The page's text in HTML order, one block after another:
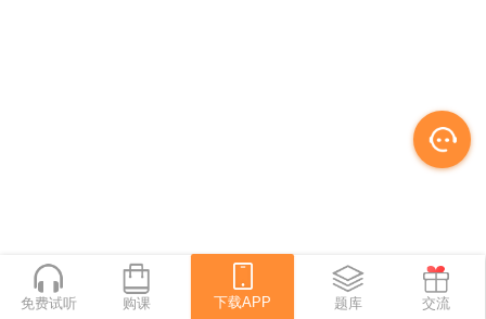
下载APP
免费试听 购课 下载APP 题库 交流